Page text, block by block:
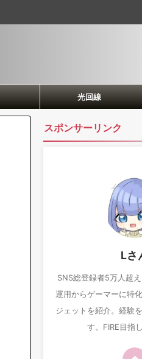
光回線
スポンサーリンク
Lさ
SNS総登録者5万人超
運用からゲーマーに特
ジェットを紹介。経験
す。FIRE目指